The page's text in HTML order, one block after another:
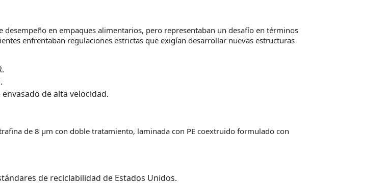
desempeño en empaques alimentarios, pero representaban un desafío en términos
enfrentaban regulaciones estrictas que exigían desarrollar nuevas estructuras
de alta velocidad.
de 8 µm con doble tratamiento, laminada con PE coextruido formulado con
de reciclabilidad de Estados Unidos.